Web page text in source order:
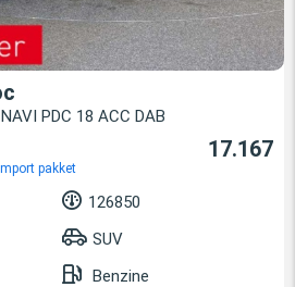
PDC 18 ACC DAB
pakket
17.167
126850
SUV
Benzine